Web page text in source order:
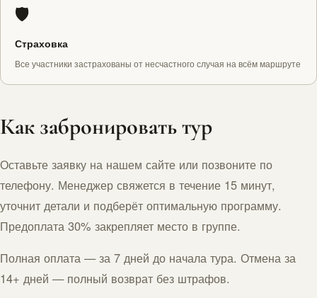
🛡️
Страховка
Все участники застрахованы от несчастного случая на всём маршруте
Как забронировать тур
Оставьте заявку на нашем сайте или позвоните по
телефону. Менеджер свяжется в течение 15 минут,
уточнит детали и подберёт оптимальную программу.
Предоплата 30% закрепляет место в группе.
Полная оплата — за 7 дней до начала тура. Отмена за
14+ дней — полный возврат без штрафов.